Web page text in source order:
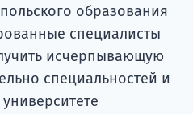
образования
специалисты
исчерпывающую
специальностей и